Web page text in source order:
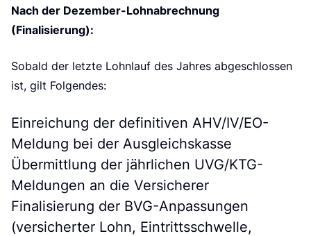
Nach der Dezember-Lohnabrechnung
(Finalisierung):
Sobald der letzte Lohnlauf des Jahres abgeschlossen
ist, gilt Folgendes:
Einreichung der definitiven AHV/IV/EO-
Meldung bei der Ausgleichskasse
Übermittlung der jährlichen UVG/KTG-
Meldungen an die Versicherer
Finalisierung der BVG-Anpassungen
(versicherter Lohn, Eintrittsschwelle,